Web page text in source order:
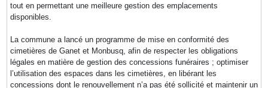
tout en permettant une meilleure gestion des emplacements
disponibles.
La commune a lancé un programme de mise en conformité des
cimetières de Ganet et Monbusq, afin de respecter les obligations
légales en matière de gestion des concessions funéraires ; optimiser
l’utilisation des espaces dans les cimetières, en libérant les
concessions dont le renouvellement n’a pas été sollicité et maintenir un